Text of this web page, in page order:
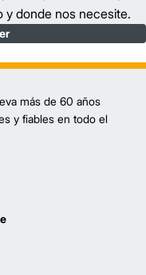
y donde nos necesite.
más de 60 años
y fiables en todo el